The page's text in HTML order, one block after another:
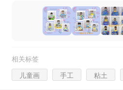
相关标签
儿童画 手工 粘土